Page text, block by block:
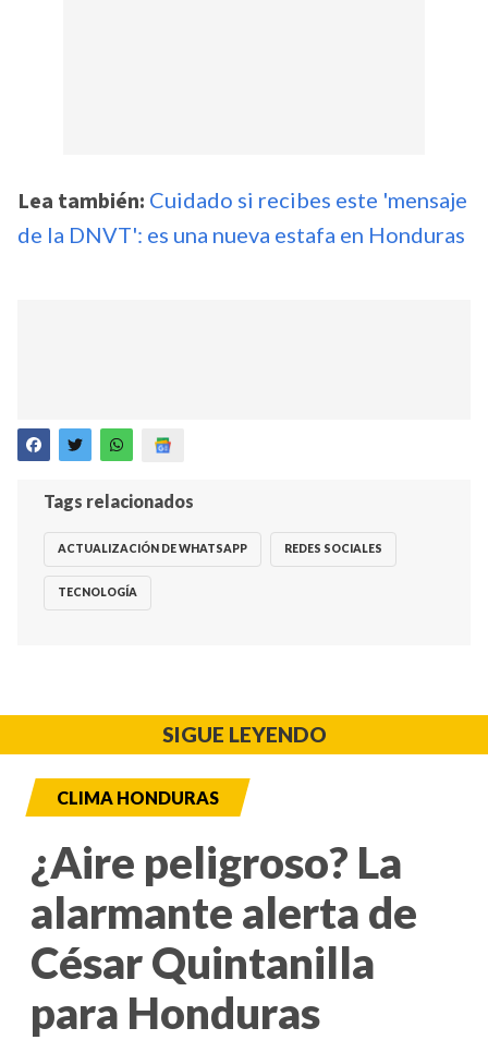
Lea también: Cuidado si recibes este 'mensaje
de la DNVT': es una nueva estafa en Honduras
Tags relacionados
ACTUALIZACIÓN DE WHATSAPP REDES SOCIALES
TECNOLOGÍA
SIGUE LEYENDO
CLIMA HONDURAS
¿Aire peligroso? La
alarmante alerta de
César Quintanilla
para Honduras